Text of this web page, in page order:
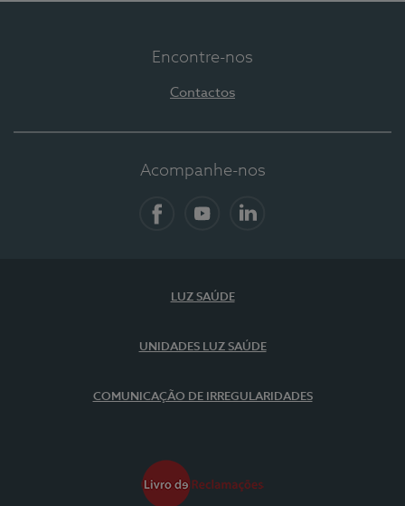
Encontre-nos
Contactos
Acompanhe-nos
LUZ SAÚDE
UNIDADES LUZ SAÚDE
COMUNICAÇÃO DE IRREGULARIDADES